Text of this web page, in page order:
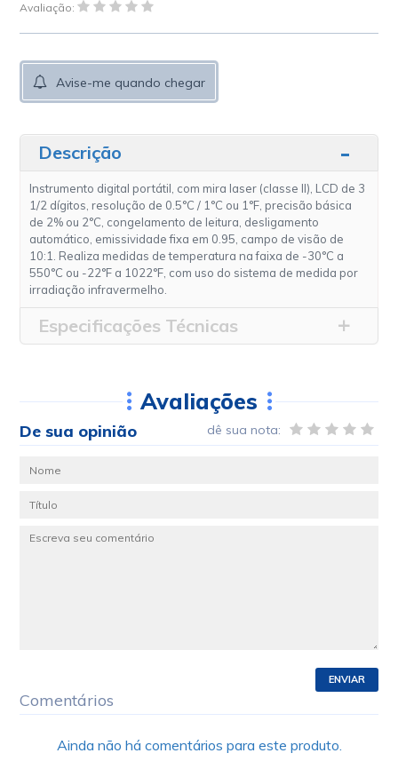
Avaliação:
Avise-me quando chegar
Descrição
Instrumento digital portátil, com mira laser (classe II), LCD de 3
1/2 dígitos, resolução de 0.5°C / 1°C ou 1°F, precisão básica
de 2% ou 2°C, congelamento de leitura, desligamento
automático, emissividade fixa em 0.95, campo de visão de
10:1. Realiza medidas de temperatura na faixa de -30°C a
550°C ou -22°F a 1022°F, com uso do sistema de medida por
irradiação infravermelho.
Especificações Técnicas
Avaliações
De sua opinião dê sua nota:
ENVIAR
Comentários
Ainda não há comentários para este produto.